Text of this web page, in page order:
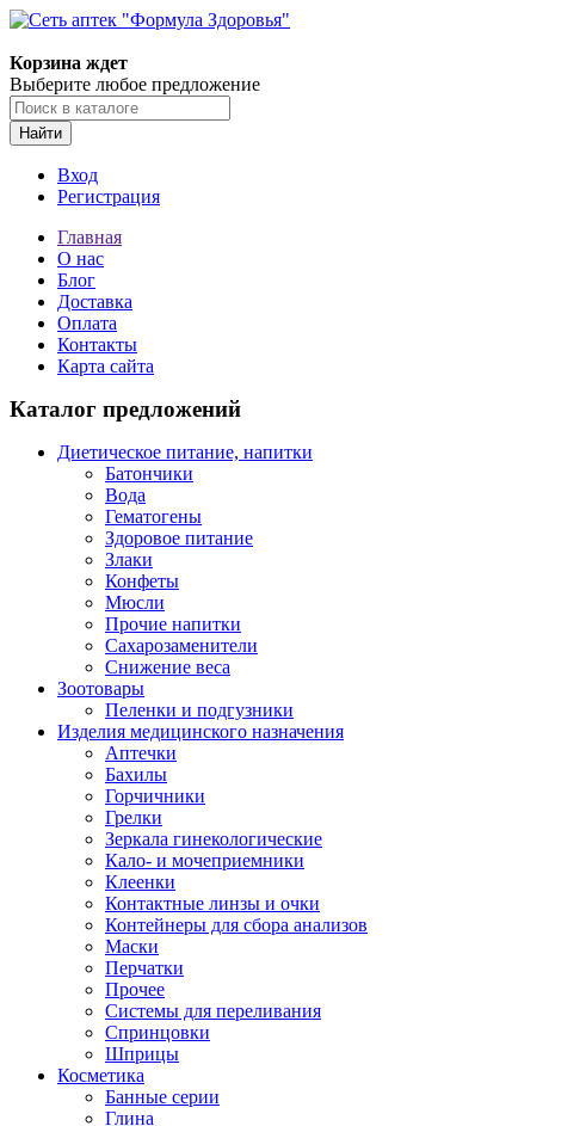
Корзина ждет
Выберите любое предложение
Найти
Вход
Регистрация
Главная
О нас
Блог
Доставка
Оплата
Контакты
Карта сайта
Каталог предложений
Диетическое питание, напитки
Батончики
Вода
Гематогены
Здоровое питание
Злаки
Конфеты
Мюсли
Прочие напитки
Сахарозаменители
Снижение веса
Зоотовары
Пеленки и подгузники
Изделия медицинского назначения
Аптечки
Бахилы
Горчичники
Грелки
Зеркала гинекологические
Кало- и мочеприемники
Клеенки
Контактные линзы и очки
Контейнеры для сбора анализов
Маски
Перчатки
Прочее
Системы для переливания
Спринцовки
Шприцы
Косметика
Банные серии
Глина